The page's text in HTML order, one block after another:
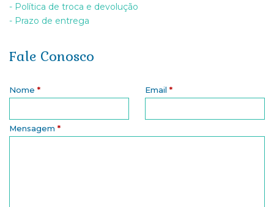
- Política de troca e devolução
- Prazo de entrega
Fale Conosco
Nome * Email *
Mensagem *